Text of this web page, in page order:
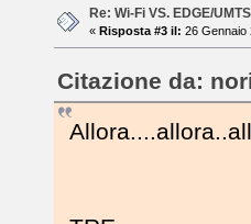
Re: Wi-Fi VS. EDGE/
« Risposta #3 il: 26 Gennaio
Citazione da: